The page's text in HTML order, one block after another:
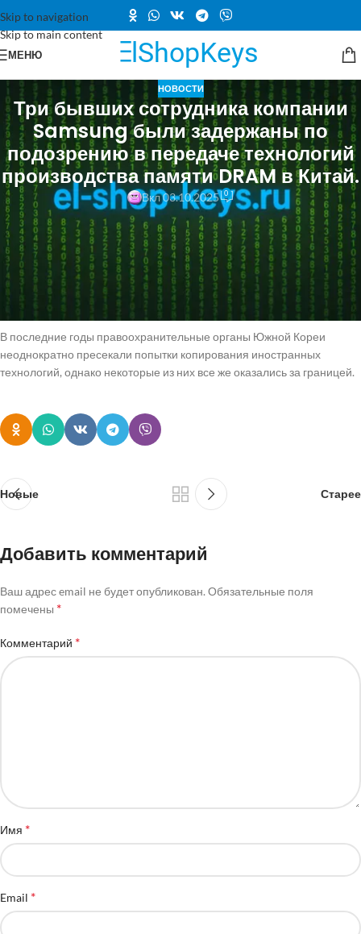
Skip to navigation
Skip to main content
МЕНЮ
НОВОСТИ
Три бывших сотрудника компании
Samsung были задержаны по
подозрению в передаче технологий
производства памяти DRAM в Китай.
Вкл 03.10.2025 0
В Южной Корее полиция задержала группу экс-сотрудников Samsung
Electronics, которых подозревают в передаче Китаю технологий
производства памяти типа dynamic random access memory.
Сообщается, что шпионы получили предложение о более высокой
зарплате от компании ChangXin Memory Technologies.
В последние годы правоохранительные органы Южной Кореи
неоднократно пресекали попытки копирования иностранных
технологий, однако некоторые из них все же оказались за границей.
Новые Старее
Добавить комментарий
Ваш адрес email не будет опубликован. Обязательные поля
помечены *
Комментарий *
Имя *
Email *